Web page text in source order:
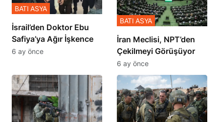
İsrail’den Doktor Ebu
Safiya’ya Ağır İşkence
BATI ASYA
6 ay önce
İran Meclisi, NPT’den
Çekilmeyi Görüşüyor
BATI ASYA
6 ay önce